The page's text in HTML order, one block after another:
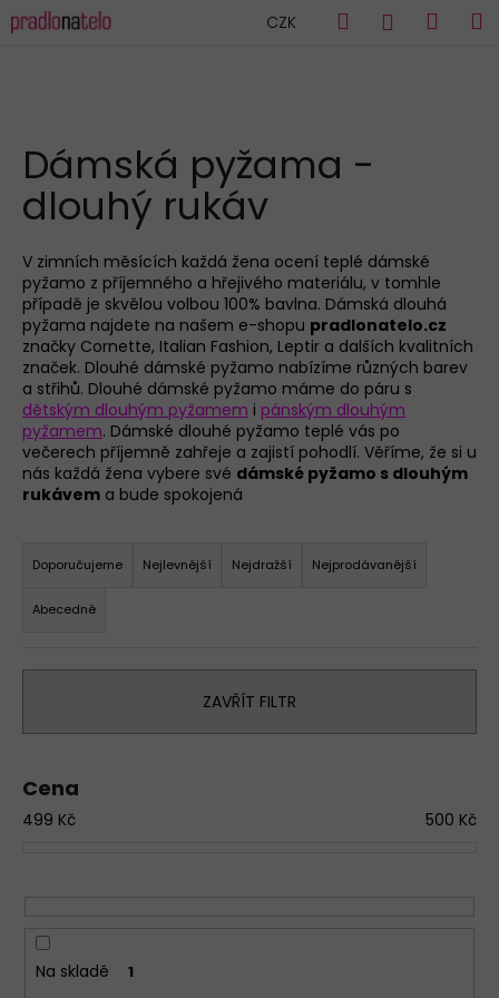
na
CZK Hledat
Dámská pyžama -
dlouhý rukáv
V zimních měsících každá žena ocení teplé dámské
pyžamo z příjemného a hřejivého materiálu, v tomhle
případě je skvělou volbou 100% bavlna. Dámská dlouhá
pyžama najdete na našem e-shopu pradlonatelo.cz
značky Cornette, Italian Fashion, Leptir a dalších kvalitních
značek. Dlouhé dámské pyžamo nabízíme různých barev
a střihů. Dlouhé dámské pyžamo máme do páru s
dětským dlouhým pyžamem i pánským dlouhým
pyžamem. Dámské dlouhé pyžamo teplé vás po
večerech příjemně zahřeje a zajistí pohodlí. Věříme, že si u
nás každá žena vybere své dámské pyžamo s dlouhým
rukávem a bude spokojená
a
r
d
u
Doporučujeme Nejlevnější Nejdražší Nejprodávanější
Abecedně
ZAVŘÍT FILTR
Cena
499 Kč 500 Kč
Na skladě 1
K
o
o
p
o
ř
e
b
u
j
e
t
e
n
t
p
r
u
m